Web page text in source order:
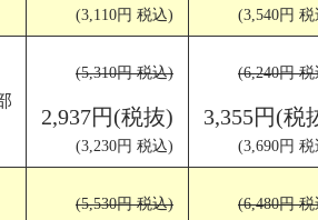
(3,110円 税込) (3,540円
(5,310円 税込)
2,937円(税抜)
(3,230円 税込)
(6,240円
3,355円(税
(3,690円
(5,530円 税込) (6,480円